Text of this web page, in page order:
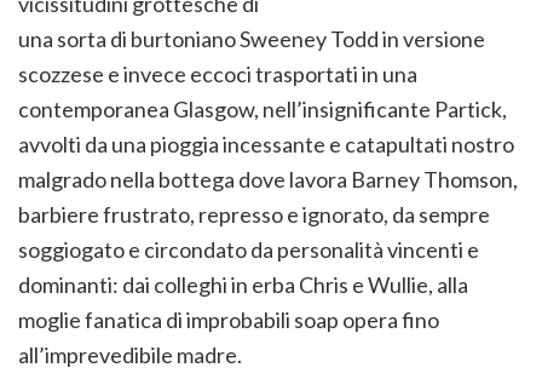
una sorta di burtoniano Sweeney Todd in versione
scozzese e invece eccoci trasportati in una
contemporanea Glasgow, nell’insignificante Partick,
avvolti da una pioggia incessante e catapultati nostro
malgrado nella bottega dove lavora Barney Thomson,
barbiere frustrato, represso e ignorato, da sempre
soggiogato e circondato da personalità vincenti e
dominanti: dai colleghi in erba Chris e Wullie, alla
moglie fanatica di improbabili soap opera fino
all’imprevedibile madre.